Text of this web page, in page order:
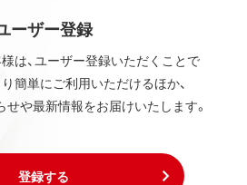
ーザー登録
は、ユーザー登録いただくことで
簡単にご利用いただけるほか、
や最新情報をお届けいたします。
登録する